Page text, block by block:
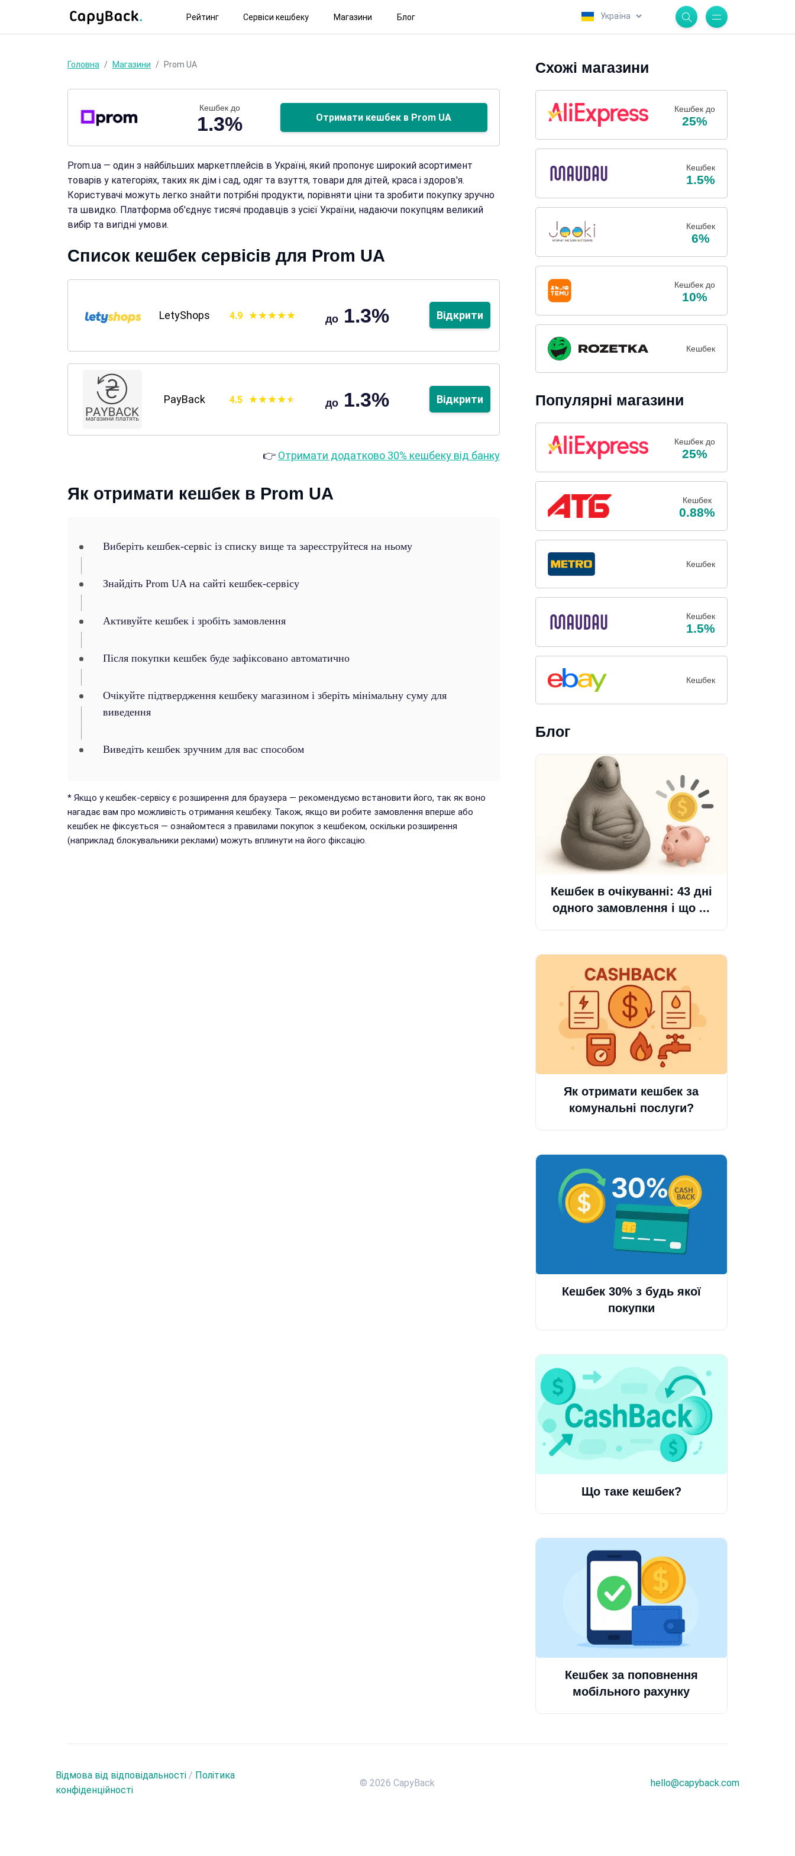
Рейтинг Сервіси кешбеку Магазини Блог
Головна Магазини Prom UA
Кешбек до
1.3% Отримати кешбек в Prom UA
Prom.ua — один з найбільших маркетплейсів в Україні, який пропонує широкий асортимент
товарів у категоріях, таких як дім і сад, одяг та взуття, товари для дітей, краса і здоров'я.
Користувачі можуть легко знайти потрібні продукти, порівняти ціни та зробити покупку зручно
та швидко. Платформа об'єднує тисячі продавців з усієї України, надаючи покупцям великий
вибір та вигідні умови.
Список кешбек сервісів для Prom UA
LetyShops 4.9 до 1.3% Відкрити
PayBack 4.5 до 1.3% Відкрити
👉 Отримати додатково 30% кешбеку від банку
Як отримати кешбек в Prom UA
Виберіть кешбек-сервіс із списку вище та зареєструйтеся на ньому
Знайдіть Prom UA на сайті кешбек-сервісу
Активуйте кешбек і зробіть замовлення
Після покупки кешбек буде зафіксовано автоматично
Очікуйте підтвердження кешбеку магазином і зберіть мінімальну суму для
виведення
Виведіть кешбек зручним для вас способом
* Якщо у кешбек-сервісу є розширення для браузера — рекомендуємо встановити його, так як воно
нагадає вам про можливість отримання кешбеку. Також, якщо ви робите замовлення вперше або
кешбек не фіксується — ознайомтеся з правилами покупок з кешбеком, оскільки розширення
(наприклад блокувальники реклами) можуть вплинути на його фіксацію.
Схожі магазини
Кешбек до
25%
Кешбек
1.5%
Кешбек
6%
Кешбек до
10%
Кешбек
Популярні магазини
Кешбек до
25%
Кешбек
0.88%
Кешбек
Кешбек
1.5%
Кешбек
Блог
Кешбек в очікуванні: 43 дні
одного замовлення і що ...
Як отримати кешбек за
комунальні послуги?
Кешбек 30% з будь якої
покупки
Що таке кешбек?
Кешбек за поповнення
мобільного рахунку
Відмова від відповідальності / Політика
конфіденційності
© 2026 CapyBack hello@capyback.com